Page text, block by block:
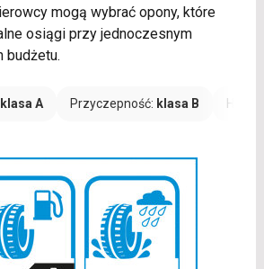
mogą wybrać opony, które
osiągi przy jednoczesnym
budżetu.
klasa A Przyczepność: klasa B Hałas: